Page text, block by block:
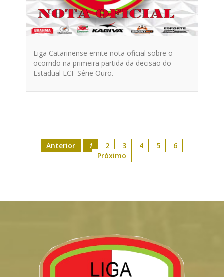
Liga Catarinense emite nota oficial sobre o
ocorrido na primeira partida da decisão do
Estadual LCF Série Ouro.
Anterior 1 2 3 4 5
6
Próximo